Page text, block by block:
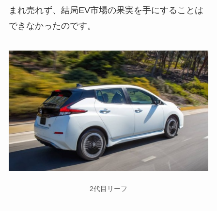
まれ売れず、結局EV市場の果実を手にすることは
できなかったのです。
2代目リーフ